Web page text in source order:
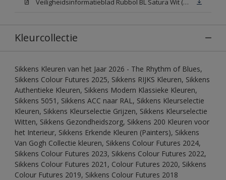
Veiligheidsinformatieblad Rubbol BL Satura Wit (MSDS)
Kleurcollectie
Sikkens Kleuren van het Jaar 2026 - The Rhythm of Blues,
Sikkens Colour Futures 2025, Sikkens RIJKS Kleuren, Sikkens
Authentieke Kleuren, Sikkens Modern Klassieke Kleuren,
Sikkens 5051, Sikkens ACC naar RAL, Sikkens Kleurselectie
Kleuren, Sikkens Kleurselectie Grijzen, Sikkens Kleurselectie
Witten, Sikkens Gezondheidszorg, Sikkens 200 Kleuren voor
het Interieur, Sikkens Erkende Kleuren (Painters), Sikkens
Van Gogh Collectie kleuren, Sikkens Colour Futures 2024,
Sikkens Colour Futures 2023, Sikkens Colour Futures 2022,
Sikkens Colour Futures 2021, Colour Futures 2020, Sikkens
Colour Futures 2019, Sikkens Colour Futures 2018